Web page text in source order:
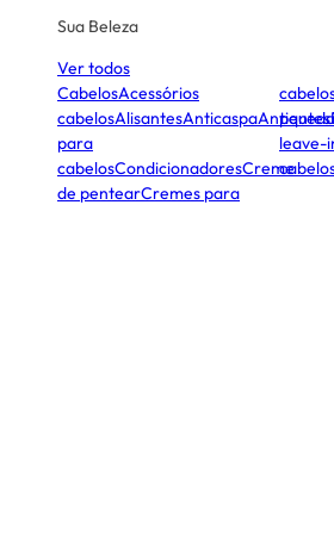
Sua Beleza
Ver todos
CabelosAcessórios
cabelosAlisantesAnticaspaAntiqueda
para
cabelosCondicionadoresCreme
de pentearCremes para
pentes
leave-